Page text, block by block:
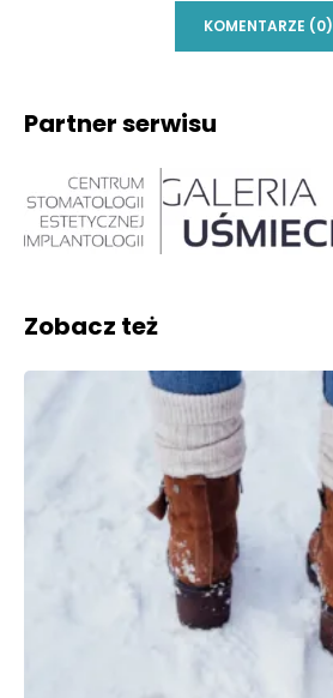
KOMENTARZE (0)
Partner serwisu
Zobacz też